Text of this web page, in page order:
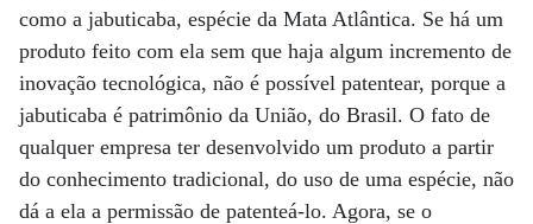
como a jabuticaba, espécie da Mata Atlântica. Se há um
produto feito com ela sem que haja algum incremento de
inovação tecnológica, não é possível patentear, porque a
jabuticaba é patrimônio da União, do Brasil. O fato de
qualquer empresa ter desenvolvido um produto a partir
do conhecimento tradicional, do uso de uma espécie, não
dá a ela a permissão de patenteá-lo. Agora, se o